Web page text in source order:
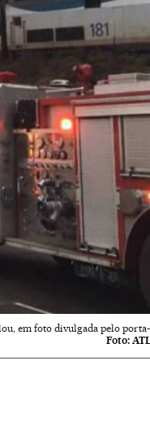
em foto divulgada pelo
Foto: